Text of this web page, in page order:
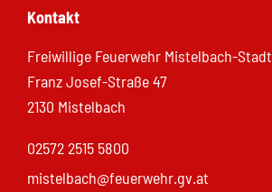
Kontakt
Freiwillige Feuerwehr Mistelbach-Stadt
Franz Josef-Straße 47
2130 Mistelbach
02572 2515 5800
mistelbach@feuerwehr.gv.at